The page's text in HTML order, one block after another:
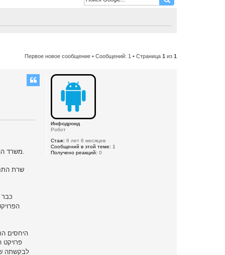
Первое новое сообщение • Сообщений: 1 • Страница 1 из 1
Инфодроид
Робот
Стаж: 6 лет 6 месяцев
Сообщений в этой теме: 1
Получено реакций: 0 משרד התחבורה הודיע היום (חמישי) לתאגיד העירוני יפה נוף על סיום ההתקשרות עמו ועל העברת הפרויקטים שהתאגיד מבצע עבור המשרד לחברות אחרות.
שרת
כבר ב-3 ביוני פורסם ב"כלבו – חיפה
היחסים
פרויקט
לבקשתה